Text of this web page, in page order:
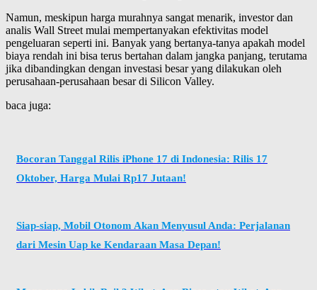
Namun, meskipun harga murahnya sangat menarik, investor dan
analis Wall Street mulai mempertanyakan efektivitas model
pengeluaran seperti ini. Banyak yang bertanya-tanya apakah model
biaya rendah ini bisa terus bertahan dalam jangka panjang, terutama
jika dibandingkan dengan investasi besar yang dilakukan oleh
perusahaan-perusahaan besar di Silicon Valley.
baca juga:
Bocoran Tanggal Rilis iPhone 17 di Indonesia: Rilis 17
Oktober, Harga Mulai Rp17 Jutaan!
Siap-siap, Mobil Otonom Akan Menyusul Anda: Perjalanan
dari Mesin Uap ke Kendaraan Masa Depan!